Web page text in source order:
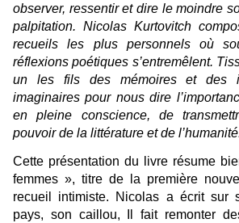
observer, ressentir et dire le moindre
palpitation. Nicolas Kurtovitch
recueils les plus personnels où
réflexions poétiques s’entremêlent.
un les fils des mémoires et des
imaginaires pour nous dire
en pleine conscience, de
pouvoir de la littérature et de
Cette présentation du livre résume
femmes », titre de la première
recueil intimiste. Nicolas a écrit sur
pays, son caillou, Il fait remonter